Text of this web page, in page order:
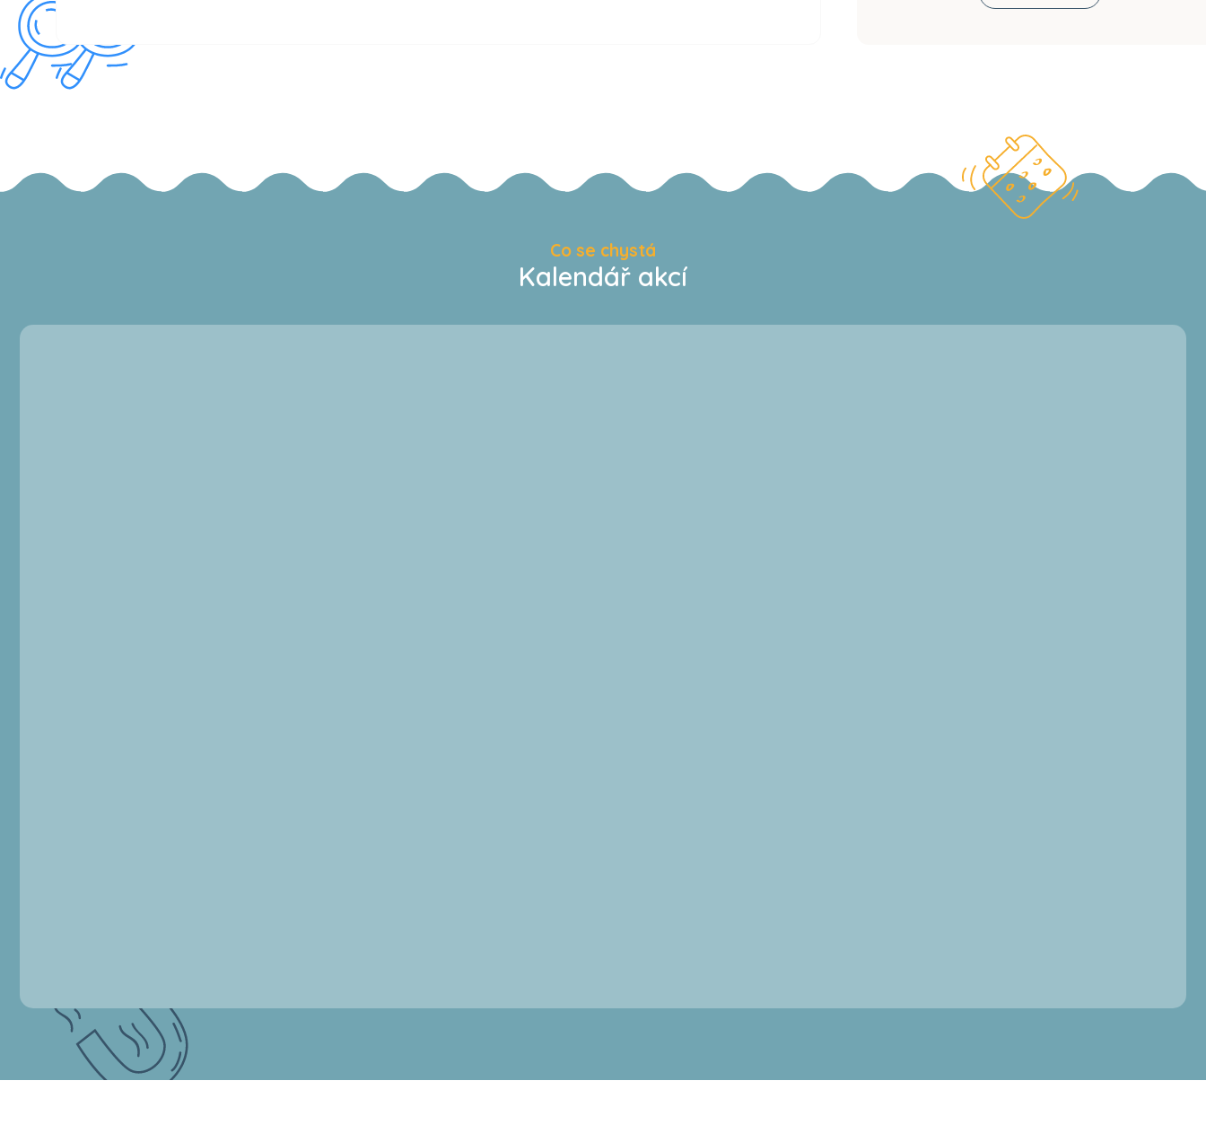
Co se chystá
Kalendář akcí